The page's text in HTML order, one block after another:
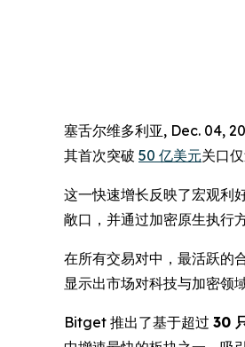
塞舌尔维多利亚, Dec. 04,
其首次突破 50 亿美元关口
这一快速增长反映了宏观利
敞口，并通过加密原生执行
在所有交易对中，最活跃的
显示出市场对科技与加密领
Bitget 推出了基于超过 30